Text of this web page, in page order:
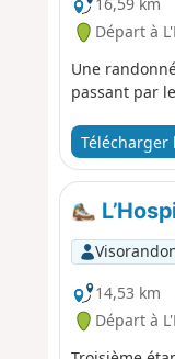
Départ à
Une
passant par
Télécharger
14,53 km
Départ à